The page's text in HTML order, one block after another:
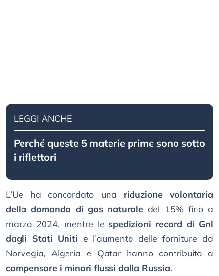
LEGGI ANCHE
Perché queste 5 materie prime sono sotto
i riflettori
L’Ue ha concordato una riduzione volontaria
della domanda di gas naturale del 15% fino a
marzo 2024, mentre le spedizioni record di Gnl
dagli Stati Uniti e l’aumento delle forniture da
Norvegia, Algeria e Qatar hanno contribuito a
compensare i minori flussi dalla Russia.